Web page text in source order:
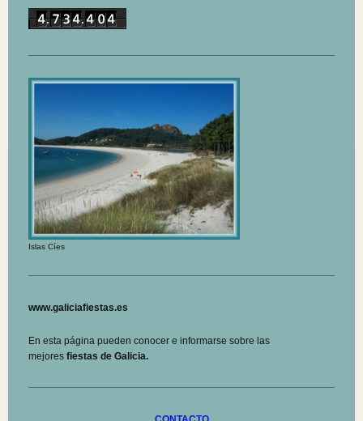
Islas Cíes
www.galiciafiestas.es
En esta página pueden conocer e informarse sobre las
mejores fiestas de Galicia.